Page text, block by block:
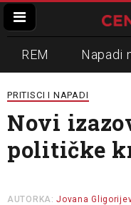
REM Napadi
Zvučni top
Propaganda
Informer
PRITISCI I NAPADI
Novi
političke
AUTORKA: Jovana